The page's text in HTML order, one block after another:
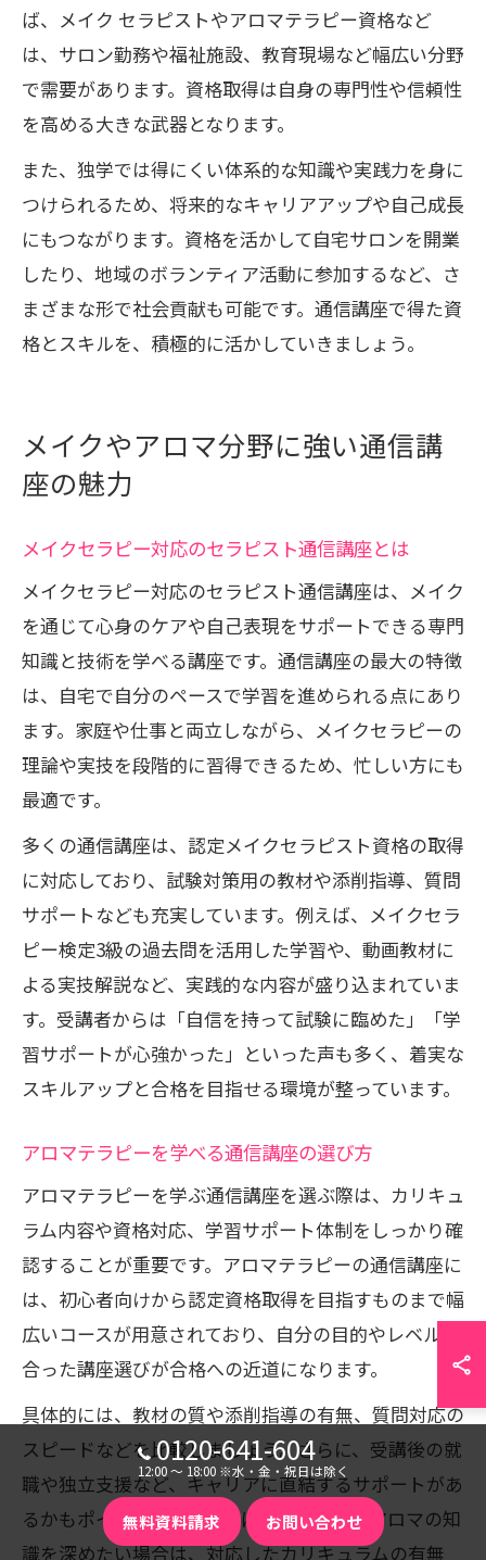
ば、メイク セラピストやアロマテラピー資格など
は、サロン勤務や福祉施設、教育現場など幅広い分野
で需要があります。資格取得は自身の専門性や信頼性
を高める大きな武器となります。
また、独学では得にくい体系的な知識や実践力を身に
つけられるため、将来的なキャリアアップや自己成長
にもつながります。資格を活かして自宅サロンを開業
したり、地域のボランティア活動に参加するなど、さ
まざまな形で社会貢献も可能です。通信講座で得た資
格とスキルを、積極的に活かしていきましょう。
メイクやアロマ分野に強い通信講
座の魅力
メイクセラピー対応のセラピスト通信講座とは
メイクセラピー対応のセラピスト通信講座は、メイク
を通じて心身のケアや自己表現をサポートできる専門
知識と技術を学べる講座です。通信講座の最大の特徴
は、自宅で自分のペースで学習を進められる点にあり
ます。家庭や仕事と両立しながら、メイクセラピーの
理論や実技を段階的に習得できるため、忙しい方にも
最適です。
多くの通信講座は、認定メイクセラピスト資格の取得
に対応しており、試験対策用の教材や添削指導、質問
サポートなども充実しています。例えば、メイクセラ
ピー検定3級の過去問を活用した学習や、動画教材に
よる実技解説など、実践的な内容が盛り込まれていま
す。受講者からは「自信を持って試験に臨めた」「学
習サポートが心強かった」といった声も多く、着実な
スキルアップと合格を目指せる環境が整っています。
アロマテラピーを学べる通信講座の選び方
アロマテラピーを学ぶ通信講座を選ぶ際は、カリキュ
ラム内容や資格対応、学習サポート体制をしっかり確
認することが重要です。アロマテラピーの通信講座に
は、初心者向けから認定資格取得を目指すものまで幅
広いコースが用意されており、自分の目的やレベルに
合った講座選びが合格への近道になります。
具体的には、教材の質や添削指導の有無、質問対応の
スピードなどを比較しましょう。さらに、受講後の就
職や独立支援など、キャリアに直結するサポートがあ
るかもポイントです。例えば、メディカルアロマの知
識を深めたい場合は、対応したカリキュラムの有無
0120-641-604
12:00 〜 18:00 ※水・金・祝日は除く
無料資料請求 お問い合わせ